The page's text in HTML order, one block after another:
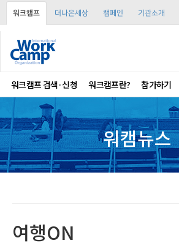
워크캠프 더나은세상 캠페인 기관소개
워크캠프 검색·신청 워크캠프란? 참가하기
워캠뉴스
여행ON